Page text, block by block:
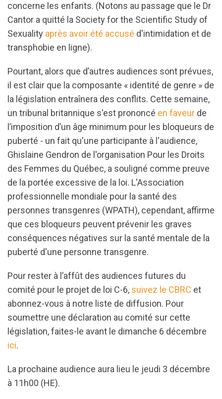
concerne les enfants. (Notons au passage que le Dr
Cantor a quitté la Society for the Scientific Study of
Sexuality après avoir été accusé d'intimidation et de
transphobie en ligne).
Pourtant, alors que d’autres audiences sont prévues,
il est clair que la composante « identité de genre » de
la législation entraînera des conflits. Cette semaine,
un tribunal britannique s'est prononcé en faveur de
l’imposition d’un âge minimum pour les bloqueurs de
puberté - un fait qu'une participante à l'audience,
Ghislaine Gendron de l'organisation Pour les Droits
des Femmes du Québec, a souligné comme preuve
de la portée excessive de la loi. L'Association
professionnelle mondiale pour la santé des
personnes transgenres (WPATH), cependant, affirme
que ces bloqueurs peuvent prévenir les graves
conséquences négatives sur la santé mentale de la
puberté d'une personne transgenre.
Pour rester à l’affût des audiences futures du
comité pour le projet de loi C-6, suivez le CBRC et
abonnez-vous à notre liste de diffusion. Pour
soumettre une déclaration au comité sur cette
législation, faites-le avant le dimanche 6 décembre
ici.
La prochaine audience aura lieu le jeudi 3 décembre
à 11h00 (HE).